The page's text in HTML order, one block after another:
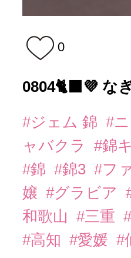
0
0804🐈‍⬛💜 な
#ジェム 錦 #
ャバクラ
#錦
#錦 #錦3 #フ
嬢 #グラビア
和歌山
#三重
#高知 #愛媛 #